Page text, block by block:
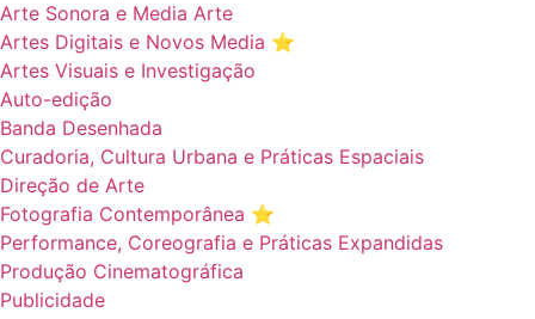
Arte Sonora e Media Arte
Artes Digitais e Novos Media ⭐️
Artes Visuais e Investigação
Auto-edição
Banda Desenhada
Curadoria, Cultura Urbana e Práticas Espaciais
Direção de Arte
Fotografia Contemporânea ⭐️
Performance, Coreografia e Práticas Expandidas
Produção Cinematográfica
Publicidade